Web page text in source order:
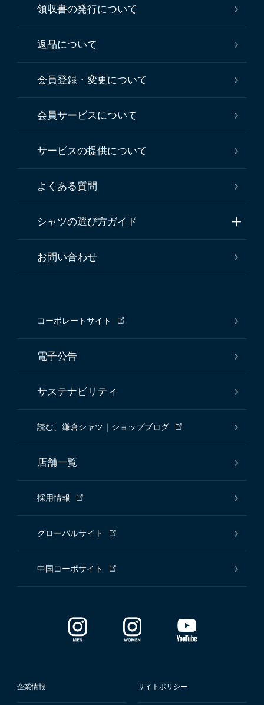
領収書の発行について
返品について
会員登録・変更について
会員サービスについて
サービスの提供について
よくある質問
シャツの選び方ガイド
お問い合わせ
コーポレートサイト
電子公告
サステナビリティ
読む、鎌倉シャツ｜ショップブログ
店舗一覧
採用情報
グローバルサイト
中国コーポサイト
企業情報 サイトポリシー